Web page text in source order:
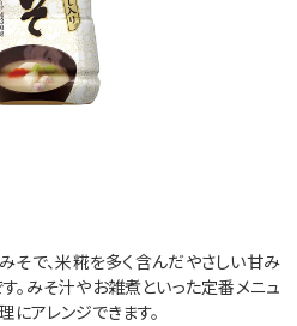
そで、米糀を多く含んだやさしい甘み
。みそ汁やお雑煮といった定番メニュ
アレンジできます。